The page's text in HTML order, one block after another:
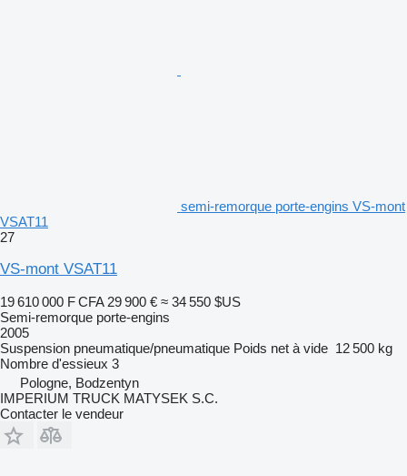
semi-remorque porte-engins VS-mont
VSAT11
27
VS-mont VSAT11
19 610 000 F CFA 29 900 € ≈ 34 550 $US
Semi-remorque porte-engins
2005
Suspension pneumatique/pneumatique Poids net à vide 12 500 kg
Nombre d'essieux 3
Pologne, Bodzentyn
IMPERIUM TRUCK MATYSEK S.C.
Contacter le vendeur